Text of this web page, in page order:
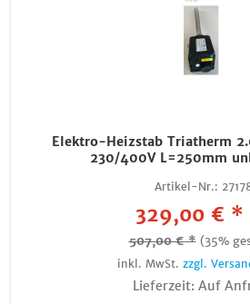
Elektro-Heizstab Triatherm
230/400V L=250mm
Artikel-Nr.:
329,00 € *
507,00 € * (35%
inkl. MwSt. zzgl.
Lieferzeit: Auf